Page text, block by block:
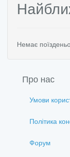
Немає
Про нас
Умови
Політика
Форум